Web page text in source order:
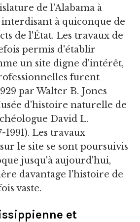
de l'Alabama à
à quiconque de
de l'État. Les travaux de
permis d'établir
un site digne d'intérêt,
furent
par Walter B. Jones
d'histoire naturelle de
David L.
1991). Les travaux
le site se sont poursuivis
jusqu'à aujourd'hui,
davantage l'histoire de
vaste.
et